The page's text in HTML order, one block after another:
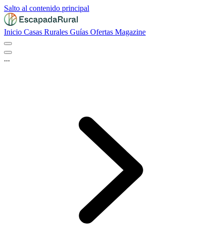
Salto al contenido principal
Inicio Casas Rurales Guías Ofertas Magazine
...